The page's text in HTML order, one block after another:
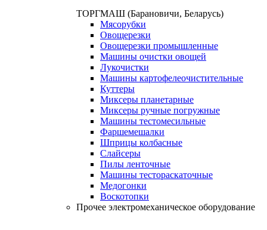
ТОРГМАШ (Барановичи, Беларусь)
Мясорубки
Овощерезки
Овощерезки промышленные
Машины очистки овощей
Лукочистки
Машины картофелеочистительные
Куттеры
Миксеры планетарные
Миксеры ручные погружные
Машины тестомесильные
Фаршемешалки
Шприцы колбасные
Слайсеры
Пилы ленточные
Машины тестораскаточные
Медогонки
Воскотопки
Прочее электромеханическое оборудование